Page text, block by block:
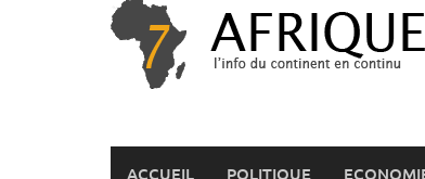
ACCUEIL POLITIQUE